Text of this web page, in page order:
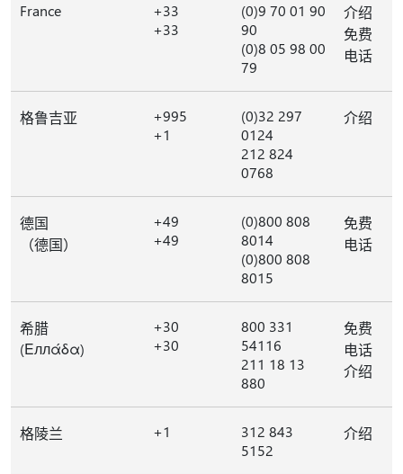
France
+33
+33
(0)9 70 01 90
90
(0)8 05 98 00
79
介绍
免费
电话
格鲁吉亚
+995
+1
(0)32 297
0124
212 824
0768
介绍
德国
（德国）
+49
+49
(0)800 808
8014
(0)800 808
8015
免费
电话
希腊
(Εллάδα)
+30
+30
800 331
54116
211 18 13
880
免费
电话
介绍
格陵兰 +1
312 843
5152
介绍